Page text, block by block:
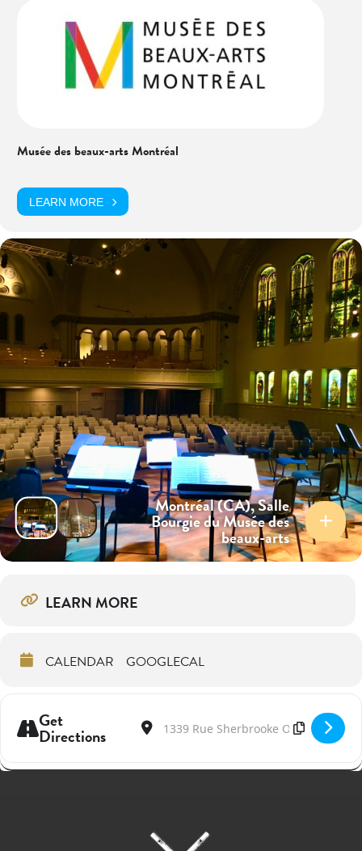
Musée des beaux-arts Montréal
LEARN MORE
Montréal (CA), Salle
Bourgie du Musée des
beaux-arts
LEARN MORE
CALENDAR GOOGLECAL
Get
Directions
Address - A SINGING VENICE GARDEN in
Destination Address - A SINGING